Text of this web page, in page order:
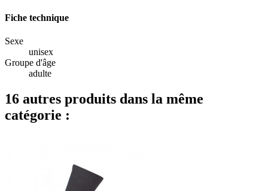
Fiche technique
Sexe
unisex
Groupe d'âge
adulte
16 autres produits dans la même
catégorie :